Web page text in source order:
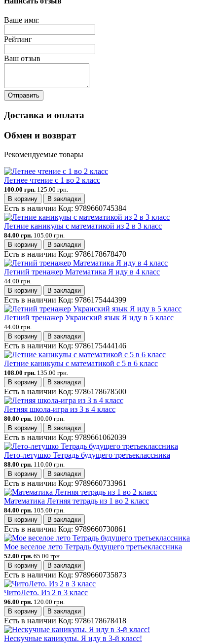
Ваше имя:
Рейтинг
Ваш отзыв
Отправить
Доставка и оплата
Обмен и возврат
Рекомендуемые товары
Летнее чтение с 1 во 2 класс
100.00 грн. 125.00 грн.
В корзину
В закладки
Есть в наличии Код: 9789660745384
Летние каникулы с математикой из 2 в 3 класс
84.00 грн. 105.00 грн.
В корзину
В закладки
Есть в наличии Код: 9786178678470
Летний тренажер Математика Я иду в 4 класс
44.00 грн.
В корзину
В закладки
Есть в наличии Код: 9786175444399
Летний тренажер Украиский язык Я иду в 5 класс
44.00 грн.
В корзину
В закладки
Есть в наличии Код: 9786175444146
Летние каникулы с математикой с 5 в 6 класс
108.00 грн. 135.00 грн.
В корзину
В закладки
Есть в наличии Код: 9786178678500
Летняя школа-игра из 3 в 4 класс
80.00 грн. 100.00 грн.
В корзину
В закладки
Есть в наличии Код: 9789661062039
Лето-летушко Тетрадь будущего третьеклассника
88.00 грн. 110.00 грн.
В корзину
В закладки
Есть в наличии Код: 9789660733961
Математика Летняя тетрадь из 1 во 2 класс
84.00 грн. 105.00 грн.
В корзину
В закладки
Есть в наличии Код: 9789660730861
Мое веселое лето Тетрадь будущего третьеклассника
52.00 грн. 65.00 грн.
В корзину
В закладки
Есть в наличии Код: 9789660735873
ЧитоЛето. Из 2 в 3 класс
96.00 грн. 120.00 грн.
В корзину
В закладки
Есть в наличии Код: 9786178678418
Нескучные каникулы. Я иду в 3-й класс!